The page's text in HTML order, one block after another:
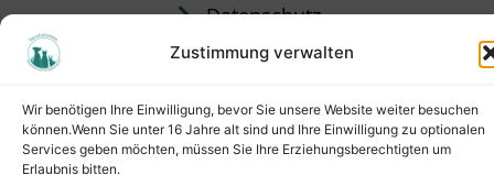
Zustimmung verwalten
Wir benötigen Ihre Einwilligung, bevor Sie unsere Website weiter besuchen
können.Wenn Sie unter 16 Jahre alt sind und Ihre Einwilligung zu optionalen
Services geben möchten, müssen Sie Ihre Erziehungsberechtigten um
Erlaubnis bitten.
Datenschutz
Satzung